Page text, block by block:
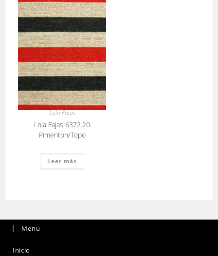
Lola Fajas
Lola Fajas 6372.20
Pimenton/Topo
Leer más
Menu
Inicio